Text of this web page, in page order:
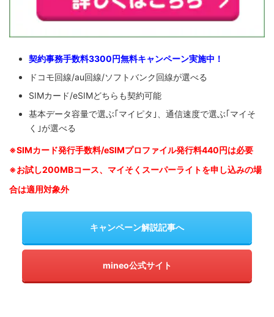
契約事務手数料3300円無料キャンペーン実施中！
ドコモ回線/au回線/ソフトバンク回線が選べる
SIMカード/eSIMどちらも契約可能
基本データ容量で選ぶ｢マイピタ｣、通信速度で選ぶ｢マイそ
く｣が選べる
※SIMカード発行手数料/eSIMプロファイル発行料440円は必要
※お試し200MBコース、マイそくスーパーライトを申し込みの場
合は適用対象外
キャンペーン解説記事へ
mineo公式サイト